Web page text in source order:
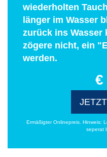
wiederholten
länger im Wasser
zurück ins Wasser
zögere nicht, ein
werden.
€
Ermäßigter Onlinepreis. Hinweis:
seperat